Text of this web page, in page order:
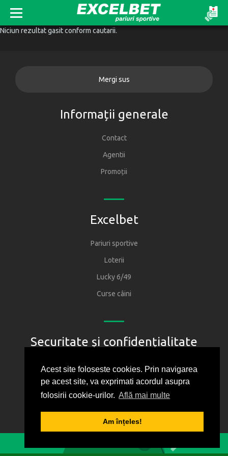
Acest site foloseste cookies. Prin navigarea
pe acest site, va exprimati acordul asupra
folosirii cookie-urilor. Află mai multe
Am înțeles!
Niciun rezultat gasit conform cautarii.
Mergi sus
Informații generale
Contact
Agentii
Promoții
Excelbet
Pariuri sportive
Loterii
Lucky 6/49
Curse câini
Securitate și confidențialitate
Regulament
Joacă responsabil
Oficiul National pentru Jocuri de Noroc
Politica de confidentialitate
Cum folosim cookie-urile